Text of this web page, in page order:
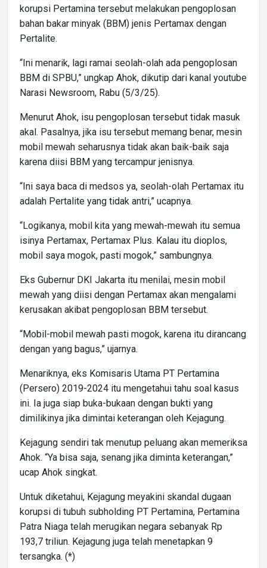
korupsi Pertamina tersebut melakukan pengoplosan
bahan bakar minyak (BBM) jenis Pertamax dengan
Pertalite.
“Ini menarik, lagi ramai seolah-olah ada pengoplosan
BBM di SPBU,” ungkap Ahok, dikutip dari kanal youtube
Narasi Newsroom, Rabu (5/3/25).
Menurut Ahok, isu pengoplosan tersebut tidak masuk
akal. Pasalnya, jika isu tersebut memang benar, mesin
mobil mewah seharusnya tidak akan baik-baik saja
karena diisi BBM yang tercampur jenisnya.
“Ini saya baca di medsos ya, seolah-olah Pertamax itu
adalah Pertalite yang tidak antri,” ucapnya.
“Logikanya, mobil kita yang mewah-mewah itu semua
isinya Pertamax, Pertamax Plus. Kalau itu dioplos,
mobil saya mogok, pasti mogok,” sambungnya.
Eks Gubernur DKI Jakarta itu menilai, mesin mobil
mewah yang diisi dengan Pertamax akan mengalami
kerusakan akibat pengoplosan BBM tersebut.
“Mobil-mobil mewah pasti mogok, karena itu dirancang
dengan yang bagus,” ujarnya.
Menariknya, eks Komisaris Utama PT Pertamina
(Persero) 2019-2024 itu mengetahui tahu soal kasus
ini. Ia juga siap buka-bukaan dengan bukti yang
dimilikinya jika dimintai keterangan oleh Kejagung.
Kejagung sendiri tak menutup peluang akan memeriksa
Ahok. “Ya bisa saja, senang jika diminta keterangan,”
ucap Ahok singkat.
Untuk diketahui, Kejagung meyakini skandal dugaan
korupsi di tubuh subholding PT Pertamina, Pertamina
Patra Niaga telah merugikan negara sebanyak Rp
193,7 triliun. Kejagung juga telah menetapkan 9
tersangka. (*)